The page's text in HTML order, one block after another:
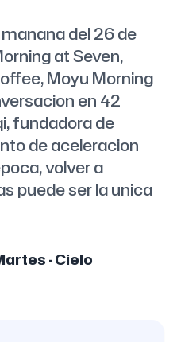
del 26 de
at Seven,
Moyu Morning
en 42
fundadora de
de aceleracion
volver a
puede ser la unica
· Cielo